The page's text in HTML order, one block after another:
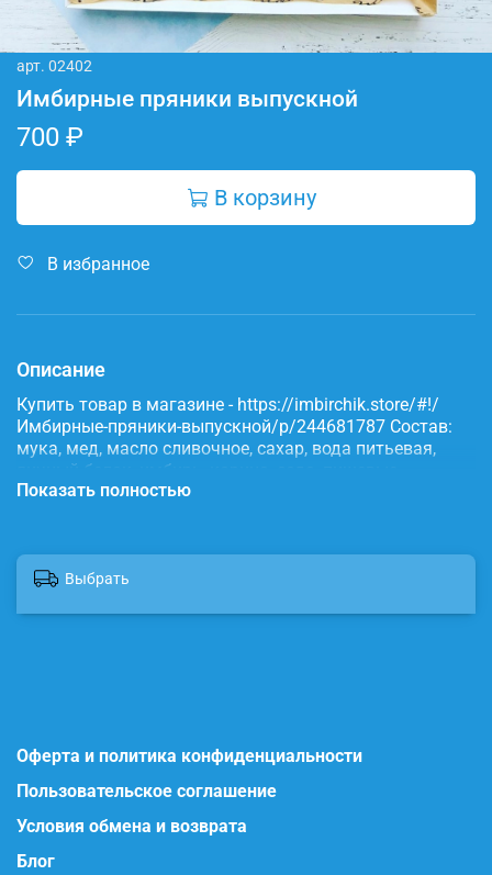
арт. 02402
Имбирные пряники выпускной
700 ₽
В корзину
В избранное
Описание
Купить товар в магазине - https://imbirchik.store/#!/
Имбирные-пряники-выпускной/p/244681787 Состав:
мука, мед, масло сливочное, сахар, вода питьевая,
яичный белок, имбирь, корица, сода, пищевые
красители.
Показать полностью
Выбрать
Оферта и политика конфиденциальности
Пользовательское соглашение
Условия обмена и возврата
Блог